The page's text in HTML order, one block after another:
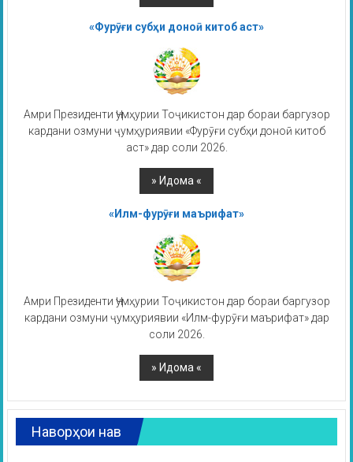
«Фурӯғи субҳи доноӣ китоб аст»
Амри Президенти Ҷумҳурии Тоҷикистон дар бораи баргузор
кардани озмуни ҷумҳуриявии «Фурӯғи субҳи доноӣ китоб
аст» дар соли 2026.
«Илм-фурӯғи маърифат»
Амри Президенти Ҷумҳурии Тоҷикистон дар бораи баргузор
кардани озмуни ҷумҳуриявии «Илм-фурӯғи маърифат» дар
соли 2026.
Наворҳои нав